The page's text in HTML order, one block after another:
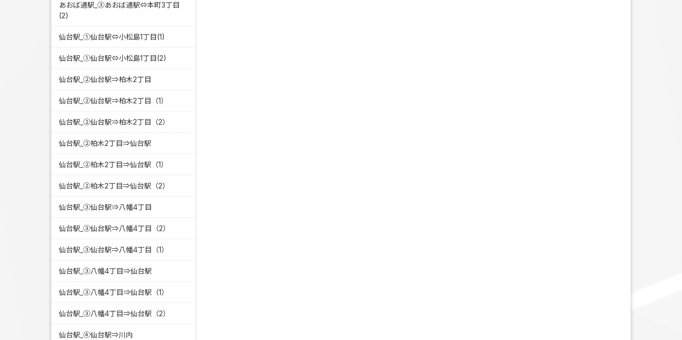
あおば通駅_③あおば通駅⇔本町3丁目
(2)
仙台駅_①仙台駅⇔小松島1丁目(1)
仙台駅_①仙台駅⇔小松島1丁目(2)
仙台駅_②仙台駅⇒柏木2丁目
仙台駅_②仙台駅⇒柏木2丁目（1）
仙台駅_②仙台駅⇒柏木2丁目（2）
仙台駅_②柏木2丁目⇒仙台駅
仙台駅_②柏木2丁目⇒仙台駅（1）
仙台駅_②柏木2丁目⇒仙台駅（2）
仙台駅_③仙台駅⇒八幡4丁目
仙台駅_③仙台駅⇒八幡4丁目（2）
仙台駅_③仙台駅⇒八幡4丁目（1）
仙台駅_③八幡4丁目⇒仙台駅
仙台駅_③八幡4丁目⇒仙台駅（1）
仙台駅_③八幡4丁目⇒仙台駅（2）
仙台駅_④仙台駅⇒川内